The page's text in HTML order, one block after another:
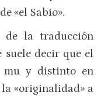
«el Sabio».
de la traducción
suele decir que el
mu y distinto en
la «originalidad» a